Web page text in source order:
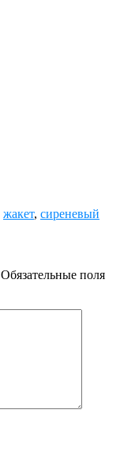
жакет, сиреневый
Обязательные поля